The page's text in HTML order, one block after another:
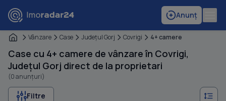
Anunț
Vânzare Case Judeţul Gorj Covrigi 4+ camere
Case cu 4+ camere de vânzare în Covrigi,
Județul Gorj direct de la proprietari
(0 anunțuri)
Filtre